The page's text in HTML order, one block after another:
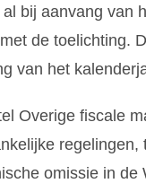
bij aanvang van
de toelichting.
van het
Overige fiscale
omissie in de